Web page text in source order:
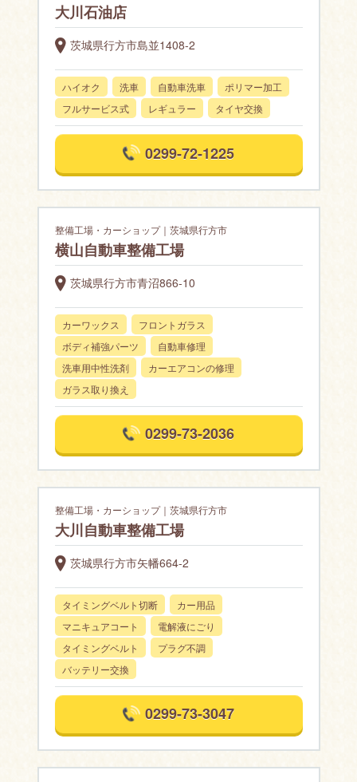
大川石油店
茨城県行方市島並1408-2
ハイオク 洗車 自動車洗車
ポリマー加工
フルサービス式
レギュラー タイヤ交換
0299-72-1225
整備工場・カーショップ｜茨城県行方市
横山自動車整備工場
茨城県行方市青沼866-10
カーワックス
フロントガラス
ボディ補強パーツ
自動車修理
洗車用中性洗剤
カーエアコンの修理
ガラス取り換え
0299-73-2036
整備工場・カーショップ｜茨城県行方市
大川自動車整備工場
茨城県行方市矢幡664-2
タイミングベルト切断
カー用品
マニキュアコート
電解液にごり
タイミングベルト
プラグ不調
バッテリー交換
0299-73-3047